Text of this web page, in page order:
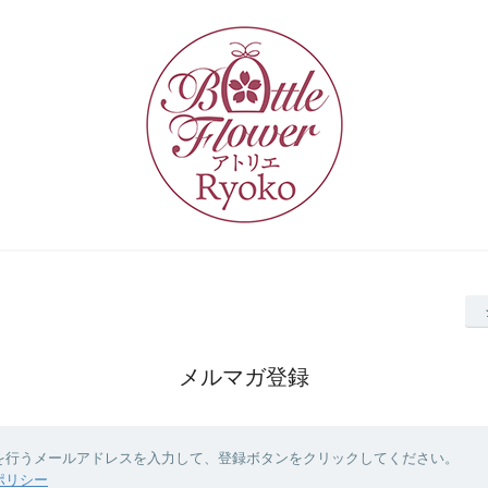
メルマガ登録
行うメールアドレスを入力して、登録ボタンをクリックしてください。
リシー